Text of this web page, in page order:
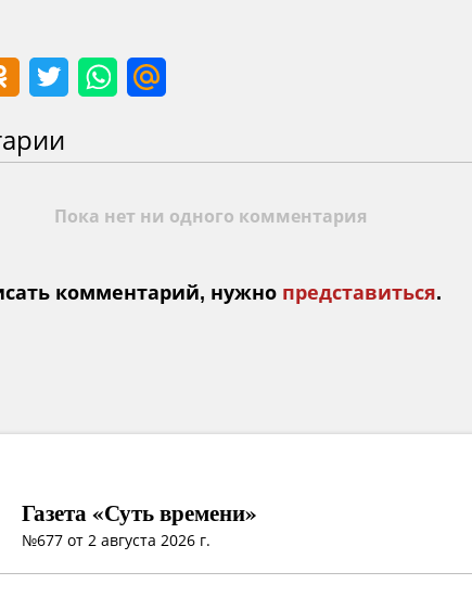
Пока нет ни одного комментария
комментарий, нужно представиться.
Газета «Суть времени»
№677 от 2 августа 2026 г.